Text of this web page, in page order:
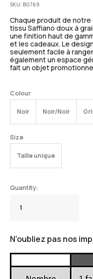
SKU: BG769
Chaque produit de
tissu Saffiano doux à
une finition haut de
et les cadeaux. Le
seulement facile à
également un espace
fait un objet
Colour
Noir Noir/Noir
Size
Taille unique
N'oubliez pas nos